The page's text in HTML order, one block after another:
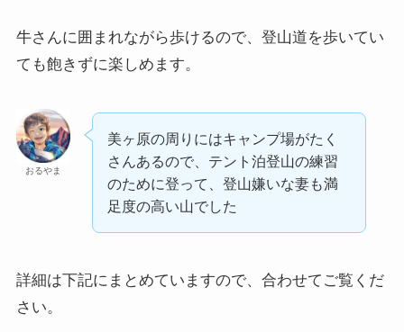
牛さんに囲まれながら歩けるので、登山道を歩いてい
ても飽きずに楽しめます。
おるやま
美ヶ原の周りにはキャンプ場がたく
さんあるので、テント泊登山の練習
のために登って、登山嫌いな妻も満
足度の高い山でした
詳細は下記にまとめていますので、合わせてご覧くだ
さい。